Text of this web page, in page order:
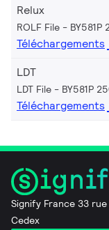
Relux
ROLF File - BY581P
Téléchargements
LDT
LDT File - BY581P
Téléchargements
Signify France 33
Cedex